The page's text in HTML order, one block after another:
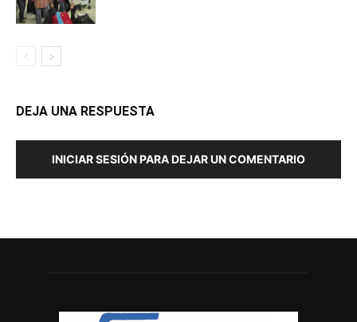
DEJA UNA RESPUESTA
INICIAR SESIÓN PARA DEJAR UN COMENTARIO